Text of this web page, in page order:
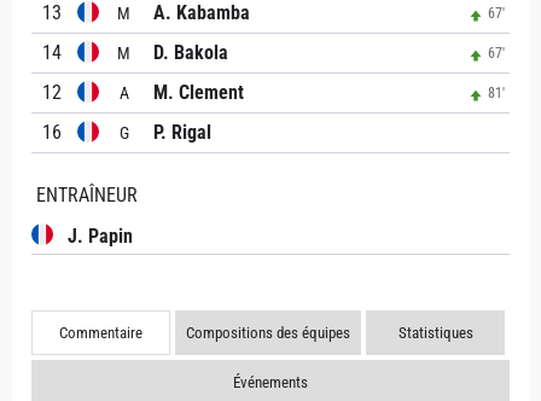
13 M A. Kabamba 67'
14 M D. Bakola 67'
12 A M. Clement 81'
16 G P. Rigal
ENTRAÎNEUR
J. Papin
Commentaire Compositions des équipes Statistiques
Événements